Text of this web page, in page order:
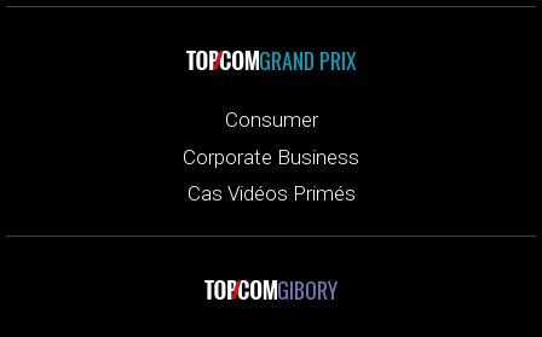
GRAND PRIX
Consumer
Corporate Business
Cas Vidéos Primés
GIBORY